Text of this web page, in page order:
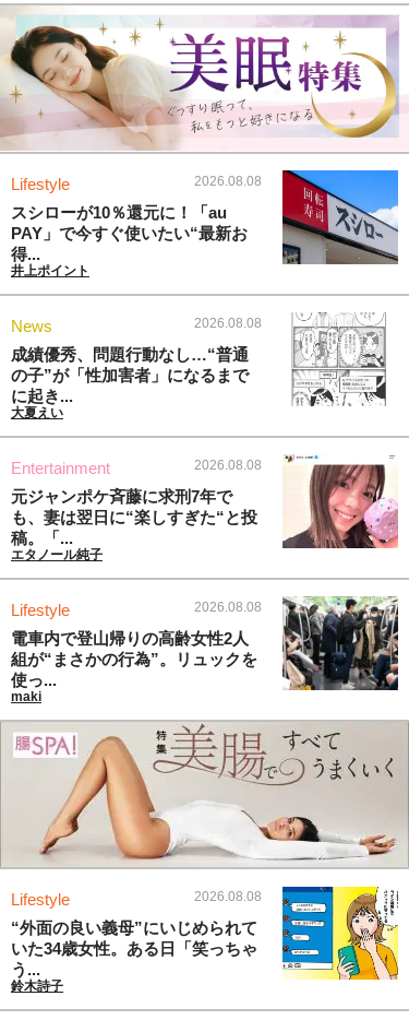
Lifestyle 2026.08.08
スシローが10％還元に！「au
PAY」で今すぐ使いたい“最新お
得...
井上ポイント
News 2026.08.08
成績優秀、問題行動なし…“普通
の子”が「性加害者」になるまで
に起き...
大夏えい
Entertainment 2026.08.08
元ジャンポケ斉藤に求刑7年で
も、妻は翌日に“楽しすぎた“と投
稿。「...
エタノール純子
Lifestyle 2026.08.08
電車内で登山帰りの高齢女性2人
組が“まさかの行為”。リュックを
使っ...
maki
Lifestyle 2026.08.08
“外面の良い義母”にいじめられて
いた34歳女性。ある日「笑っちゃ
う...
鈴木詩子